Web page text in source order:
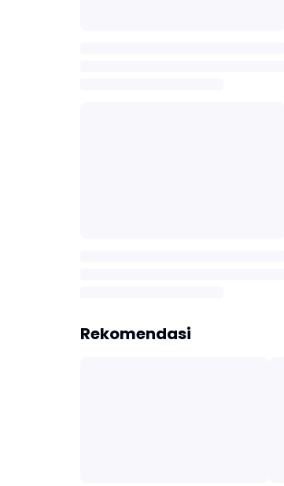
Rekomendasi